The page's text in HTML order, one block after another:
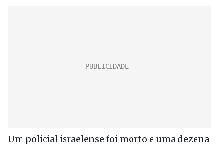
Um policial israelense foi morto e uma dezena